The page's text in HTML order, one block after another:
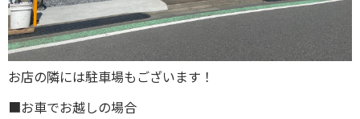
お店の隣には駐車場もございます！
■お車でお越しの場合